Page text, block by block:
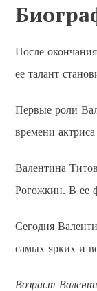
После
ее талант
Первые роли
времени
Валентина
Рогожкин. В ее
Сегодня
самых ярких и
Возраст